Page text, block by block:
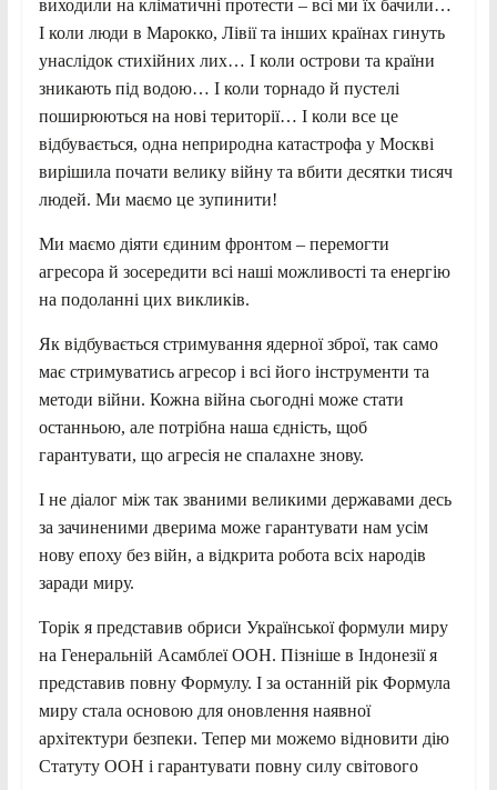
виходили на кліматичні протести – всі ми їх бачили…
І коли люди в Марокко, Лівії та інших країнах гинуть
унаслідок стихійних лих… І коли острови та країни
зникають під водою… І коли торнадо й пустелі
поширюються на нові території… І коли все це
відбувається, одна неприродна катастрофа у Москві
вирішила почати велику війну та вбити десятки тисяч
людей. Ми маємо це зупинити!
Ми маємо діяти єдиним фронтом – перемогти
агресора й зосередити всі наші можливості та енергію
на подоланні цих викликів.
Як відбувається стримування ядерної зброї, так само
має стримуватись агресор і всі його інструменти та
методи війни. Кожна війна сьогодні може стати
останньою, але потрібна наша єдність, щоб
гарантувати, що агресія не спалахне знову.
І не діалог між так званими великими державами десь
за зачиненими дверима може гарантувати нам усім
нову епоху без війн, а відкрита робота всіх народів
заради миру.
Торік я представив обриси Української формули миру
на Генеральній Асамблеї ООН. Пізніше в Індонезії я
представив повну Формулу. І за останній рік Формула
миру стала основою для оновлення наявної
архітектури безпеки. Тепер ми можемо відновити дію
Статуту ООН і гарантувати повну силу світового